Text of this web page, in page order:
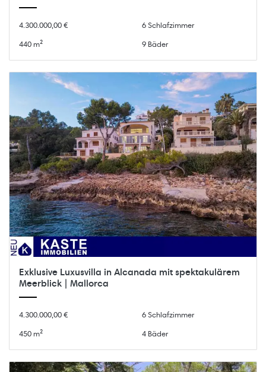
4.300.000,00 €
440 m²
6 Schlafzimmer
9 Bäder
Exklusive Luxusvilla in Alcanada mit spektakulärem
Meerblick | Mallorca
4.300.000,00 €
450 m²
6 Schlafzimmer
4 Bäder